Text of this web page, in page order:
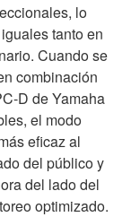
lo
tanto en
Cuando se
combinación
D de Yamaha
el modo
eficaz al
del público y
del lado del
optimizado.